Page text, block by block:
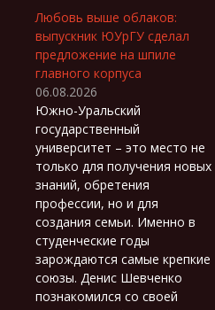
Любовь выше облаков:
выпускник ЮУрГУ сделал
предложение на шпиле
главного корпуса
06.08.2026
Южно-Уральский
государственный
университет – это место не
только для получения новых
знаний, обретения
профессии, но и для
создания семьи. Именно в
студенческие годы
зарождаются самые крепкие
союзы. Денис Шевченко
познакомился со своей